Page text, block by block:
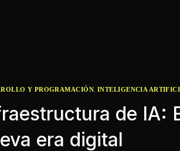
Y PROGRAMACIÓN, INTELIGENCIA
de IA:
era digital